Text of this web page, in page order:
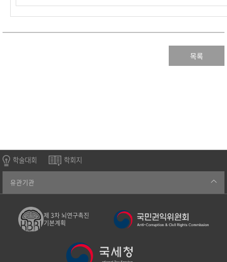
목록
학술대회 학회지
유관기관
제 3차 뇌연구촉진
기본계획